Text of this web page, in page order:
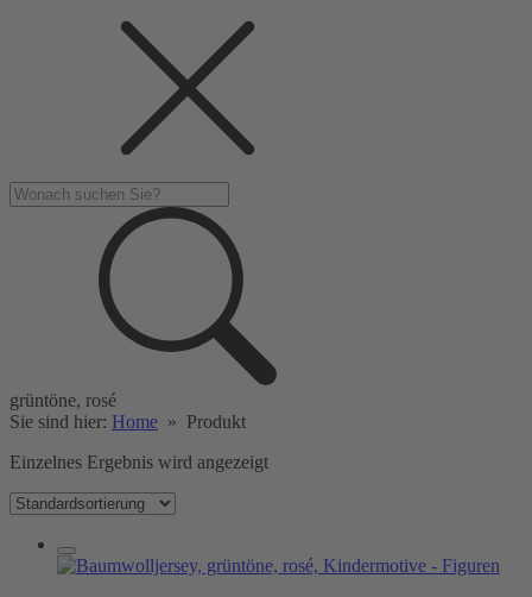
grüntöne, rosé
Sie sind hier: Home » Produkt
Einzelnes Ergebnis wird angezeigt